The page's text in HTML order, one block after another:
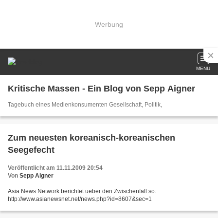
Werbung
MENU
Kritische Massen - Ein Blog von Sepp Aigner
Tagebuch eines Medienkonsumenten Gesellschaft, Politik,
Zum neuesten koreanisch-koreanischen
Seegefecht
Veröffentlicht am 11.11.2009 20:54
Von Sepp Aigner
Asia News Network berichtet ueber den Zwischenfall so:
http://www.asianewsnet.net/news.php?id=8607&sec=1